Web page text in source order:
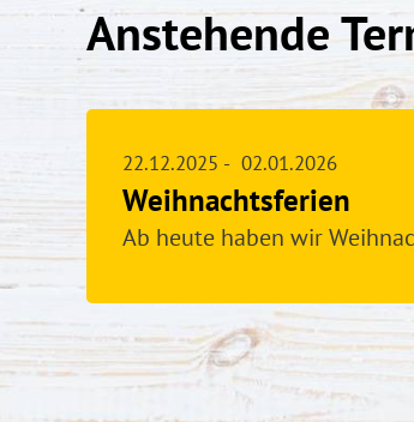
Anstehende
22.12.2025 - 02.01.2026
Weihnachtsferien
Ab heute haben wir